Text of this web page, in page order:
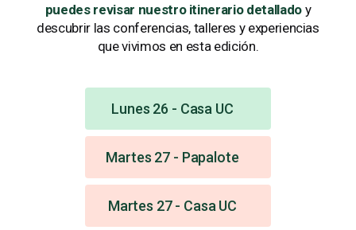
puedes revisar nuestro itinerario detallado y
descubrir las conferencias, talleres y experiencias
que vivimos en esta edición.
Lunes 26 - Casa UC
Martes 27 - Papalote
Martes 27 - Casa UC